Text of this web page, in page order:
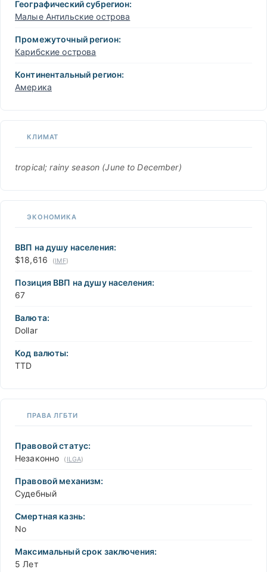
Географический субрегион:
Малые Антильские острова
Промежуточный регион:
Карибские острова
Континентальный регион:
Америка
КЛИМАТ
tropical; rainy season (June to December)
ЭКОНОМИКА
ВВП на душу населения:
$18,616
(IMF)
Позиция ВВП на душу населения:
67
Валюта:
Dollar
Код валюты:
TTD
ПРАВА ЛГБТИ
Правовой статус:
Незаконно
( ILGA)
Правовой механизм:
Судебный
Смертная казнь:
No
Максимальный срок заключения:
5 Лет